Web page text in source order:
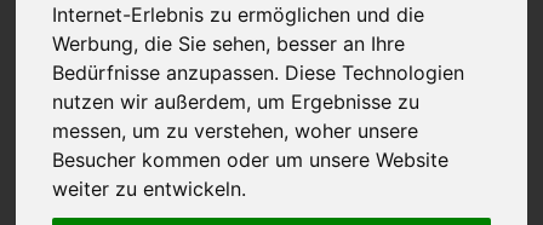
Internet-Erlebnis zu ermöglichen und die
Werbung, die Sie sehen, besser an Ihre
Bedürfnisse anzupassen. Diese Technologien
nutzen wir außerdem, um Ergebnisse zu
messen, um zu verstehen, woher unsere
Besucher kommen oder um unsere Website
weiter zu entwickeln.